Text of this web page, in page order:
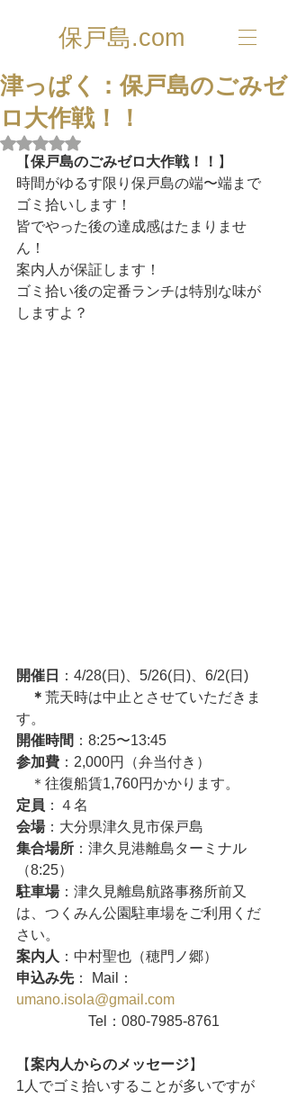
保戸島.com
津っぱく：保戸島のごみゼ
ロ大作戦！！
5つ星のうちNaNと評価されています。
【保戸島のごみゼロ大作戦！！ 】
時間がゆるす限り保戸島の端〜端まで
ゴミ拾いします！
皆でやった後の達成感はたまりませ
ん！
案内人が保証します！
ゴミ拾い後の定番ランチは特別な味が
しますよ？
開催日
：4/28(日)、5/26(日)、6/2(日)
＊ 荒天時は中止とさせていただきま
す。
開催時間 ：8:25〜13:45
参加費 ：2,000円（弁当付き）
＊往復船賃1,760円かかります。
定員 ：４名
会場：大分県津久見市保戸島
集合場所 ：津久見港離島ターミナル
（8:25）
駐車場：津久見離島航路事務所前又
は、つくみん公園駐車場をご利用くだ
さい。
案内人 ：中村聖也（穂門ノ郷）
申込み先： Mail：
umano.isola@gmail.com
Tel：080-7985-8761
【案内人からのメッセージ】
1人でゴミ拾いすることが多いですが